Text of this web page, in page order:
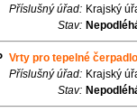
Příslušný úřad: Krajský
Stav:
Vrty pro tepelné
Příslušný úřad: Krajský
Stav: